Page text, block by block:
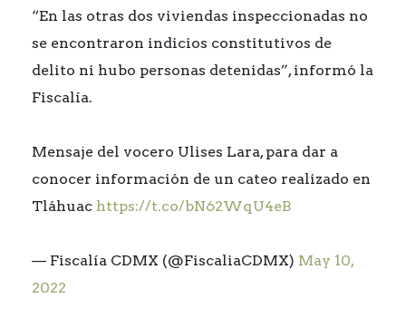
“En las otras dos viviendas inspeccionadas no
se encontraron indicios constitutivos de
delito ni hubo personas detenidas”, informó la
Fiscalía.
Mensaje del vocero Ulises Lara, para dar a
conocer información de un cateo realizado en
Tláhuac https://t.co/bN62WqU4eB
— Fiscalía CDMX (@FiscaliaCDMX) May 10,
2022